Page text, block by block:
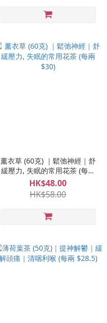
薰衣草 (60克) ｜鬆弛神經｜舒
緩壓力, 失眠的常用花茶 (每兩
$30)
HK$48.00
HK$58.00